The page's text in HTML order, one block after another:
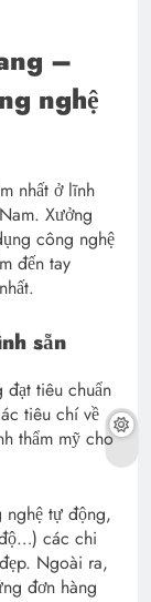
–
nghệ
nhất ở lĩnh
Xưởng
công nghệ
đến tay
sẵn
đạt tiêu chuẩn
tiêu chí về
thẩm mỹ cho
nghệ tự động,
các chi
Ngoài ra,
đơn hàng